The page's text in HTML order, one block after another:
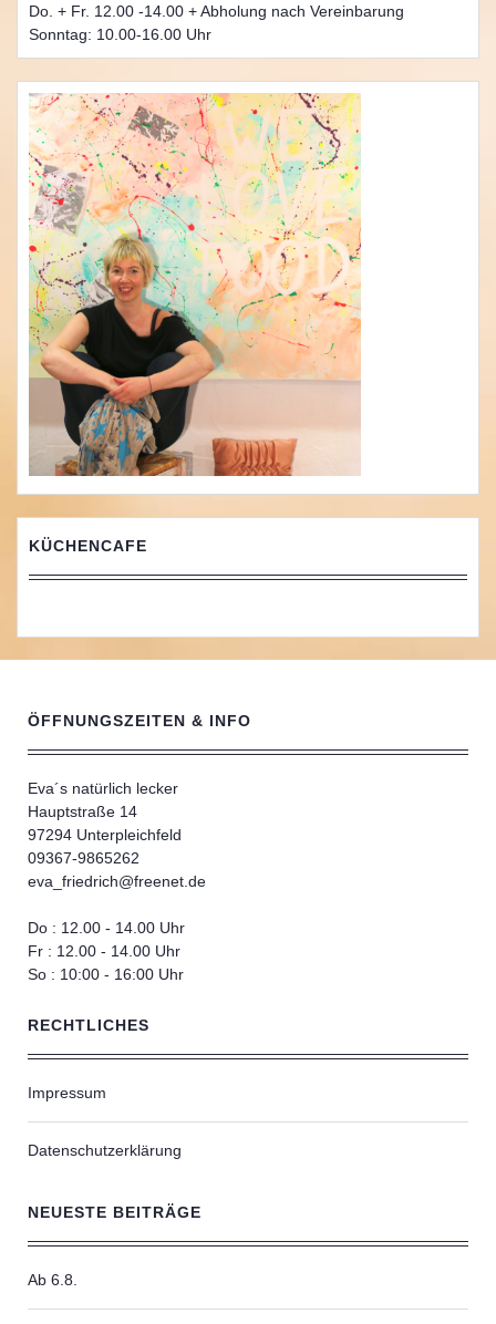
Do. + Fr. 12.00 -14.00 + Abholung nach Vereinbarung
Sonntag: 10.00-16.00 Uhr
KÜCHENCAFE
ÖFFNUNGSZEITEN & INFO
Eva´s natürlich lecker
Hauptstraße 14
97294 Unterpleichfeld
09367-9865262
eva_friedrich@freenet.de
Do : 12.00 - 14.00 Uhr
Fr : 12.00 - 14.00 Uhr
So : 10:00 - 16:00 Uhr
RECHTLICHES
Impressum
Datenschutzerklärung
NEUESTE BEITRÄGE
Ab 6.8.